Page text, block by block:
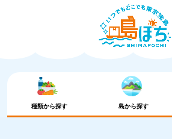
種類から探す 島から探す